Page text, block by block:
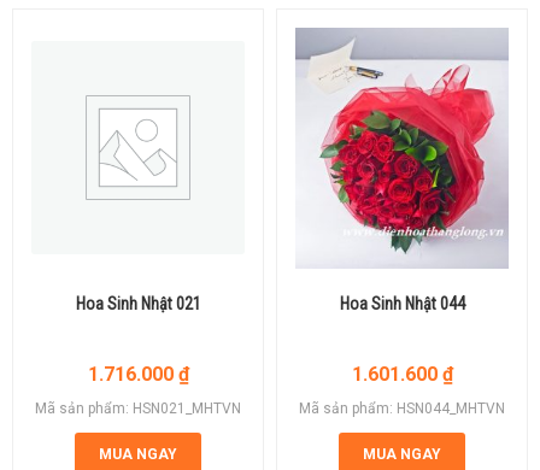
Hoa Sinh Nhật 021
1.716.000 ₫
Mã sản phẩm: HSN021_MHTVN
MUA NGAY
Hoa Sinh Nhật 044
1.601.600 ₫
Mã sản phẩm: HSN044_MHTVN
MUA NGAY